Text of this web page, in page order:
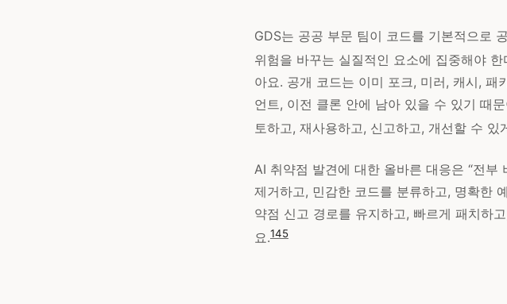
GDS는 공공 부문 팀이 코드를 기본적으로
위험을 바꾸는 실질적인 요소에 집중해야 한
아요. 공개 코드는 이미 포크, 미러, 캐시, 패
언트, 이전 클론 안에 남아 있을 수 있기 때
토하고, 재사용하고, 신고하고, 개선할 수 있
AI 취약점 발견에 대한 올바른 대응은 “전부
제거하고, 민감한 코드를 분류하고, 명확한
약점 신고 경로를 유지하고, 빠르게 패치하
요.145